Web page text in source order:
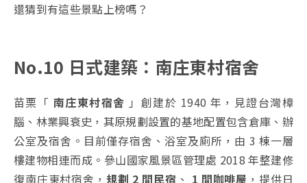
還猜到有這些景點上榜嗎？
No.10 日式建築：南庄東村宿舍
苗栗「 南庄東村宿舍 」創建於 1940 年，見證台灣樟
腦、林業興衰史，其原規劃設置的基地配置包含倉庫、辦
公室及宿舍。目前僅存宿舍、浴室及廁所，由 3 棟一層
樓建物相連而成。參山國家風景區管理處 2018 年整建修
復南庄東村宿舍， 規劃 2 間民宿 、 1 間咖啡屋 ，提供日